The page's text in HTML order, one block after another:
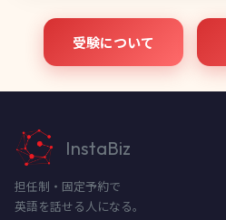
受験について
InstaBiz
担任制・固定予約で
英語を話せる人になる。